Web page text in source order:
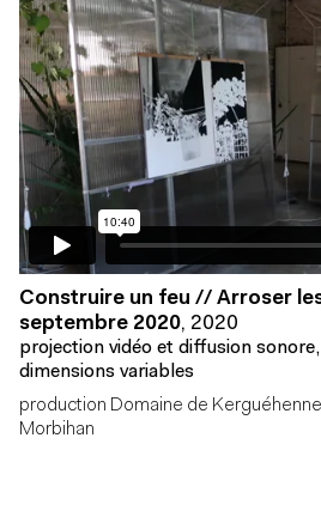
Construire un feu // Arroser
septembre 2020, 2020
projection vidéo et diffusion
dimensions variables
production Domaine de
Morbihan